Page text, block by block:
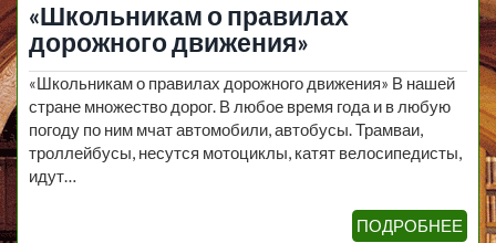
«Школьникам о правилах
дорожного движения»
«Школьникам о правилах дорожного движения» В нашей
стране множество дорог. В любое время года и в любую
погоду по ним мчат автомобили, автобусы. Трамваи,
троллейбусы, несутся мотоциклы, катят велосипедисты,
идут…
ПОДРОБНЕЕ